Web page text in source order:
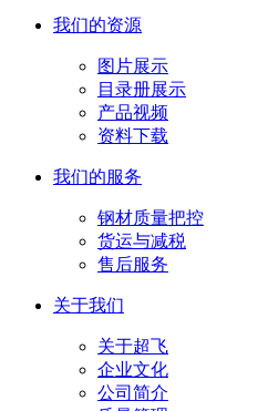
我们的资源
图片展示
目录册展示
产品视频
资料下载
我们的服务
钢材质量把控
货运与减税
售后服务
关于我们
关于超飞
企业文化
公司简介